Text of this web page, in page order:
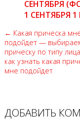
СЕНТЯБРЯ
1 СЕНТЯБРЯ
← Какая прическа
подойдет —
прическу по типу
как узнать какая
мне подойдет
ДОБАВИТЬ